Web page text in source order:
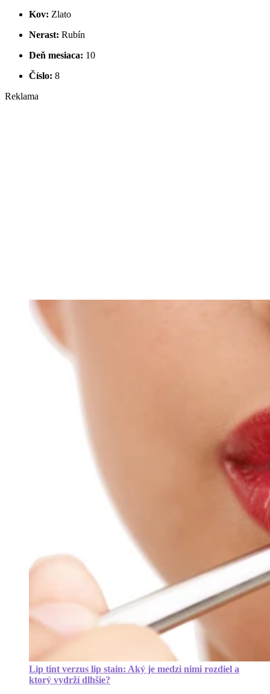
Kov: Zlato
Nerast: Rubín
Deň mesiaca: 10
Číslo: 8
Reklama
Lip tint verzus lip stain: Aký je medzi nimi rozdiel a
ktorý vydrží dlhšie?